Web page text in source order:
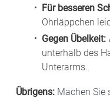
Für besseren
Ohrläppchen
Gegen Übelkeit:
unterhalb des
Unterarms.
Übrigens: Machen Sie